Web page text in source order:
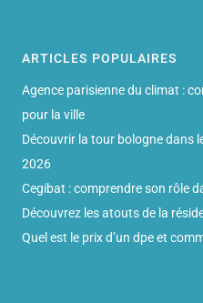
ARTICLES POPULAIRES
Agence parisienne du climat :
pour la ville
Découvrir la tour bologne dans
2026
Cegibat : comprendre son rôle
Découvrez les atouts de la
Quel est le prix d’un dpe et